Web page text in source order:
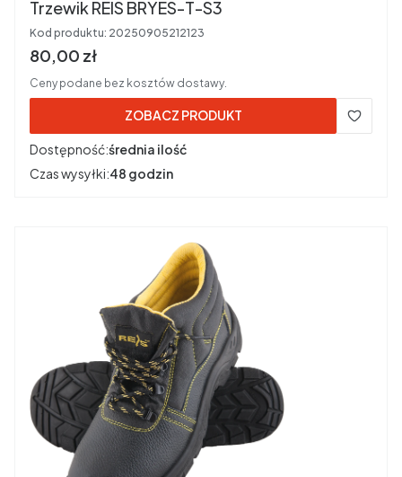
Trzewik REIS BRYES-T-S3
Kod produktu: 20250905212123
Cena brutto
80,00 zł
Ceny podane bez kosztów dostawy.
ZOBACZ PRODUKT
Dostępność:średnia ilość
Czas wysyłki:48 godzin